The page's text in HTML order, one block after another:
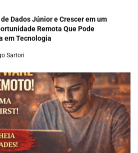
Dados Júnior e Crescer em um
Remota Que Pode
em Tecnologia
Sartori